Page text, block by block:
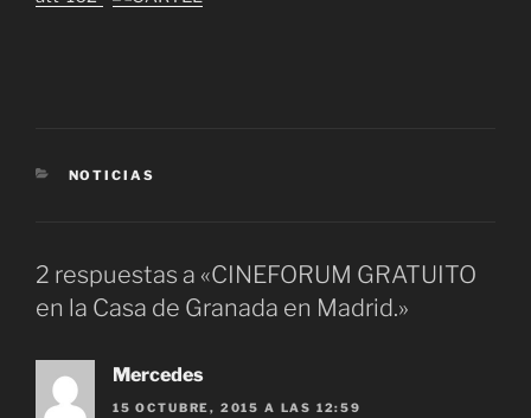
CATEGORÍAS
NOTICIAS
2 respuestas a «CINEFORUM GRATUITO
en la Casa de Granada en Madrid.»
Mercedes
15 OCTUBRE, 2015 A LAS 12:59